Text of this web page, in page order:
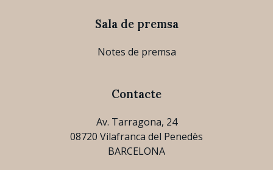
Sala de premsa
Notes de premsa
Contacte
Av. Tarragona, 24
08720 Vilafranca del Penedès
BARCELONA